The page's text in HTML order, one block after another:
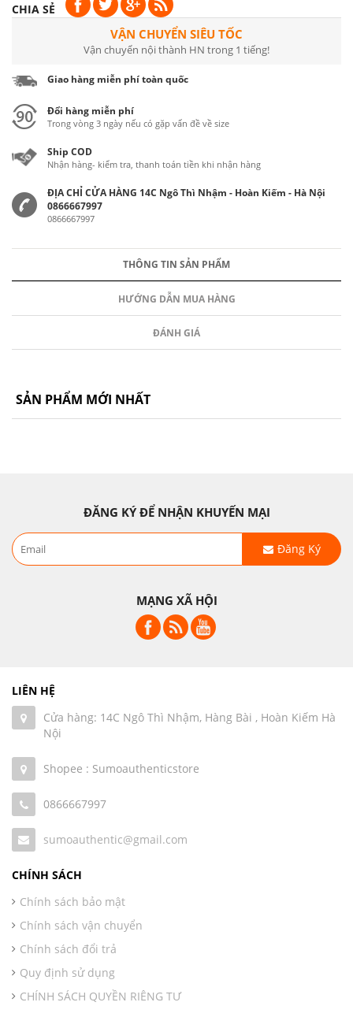
CHIA SẺ
VẬN CHUYỂN SIÊU TỐC
Vận chuyển nội thành HN trong 1 tiếng!
Giao hàng miễn phí toàn quốc
Đổi hàng miễn phí
Trong vòng 3 ngày nếu có gặp vấn đề về size
Ship COD
Nhận hàng- kiểm tra, thanh toán tiền khi nhận hàng
ĐỊA CHỈ CỬA HÀNG 14C Ngô Thì Nhậm - Hoàn Kiếm - Hà Nội
0866667997
0866667997
THÔNG TIN SẢN PHẨM
HƯỚNG DẪN MUA HÀNG
ĐÁNH GIÁ
SẢN PHẨM MỚI NHẤT
ĐĂNG KÝ ĐỂ NHẬN KHUYẾN MẠI
Đăng Ký
MẠNG XÃ HỘI
LIÊN HỆ
Cửa hàng: 14C Ngô Thì Nhậm, Hàng Bài , Hoàn Kiếm Hà
Nội
Shopee : Sumoauthenticstore
0866667997
sumoauthentic@gmail.com
CHÍNH SÁCH
Chính sách bảo mật
Chính sách vận chuyển
Chính sách đổi trả
Quy định sử dụng
CHÍNH SÁCH QUYỀN RIÊNG TƯ